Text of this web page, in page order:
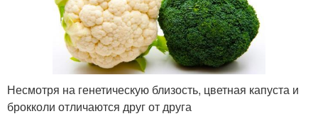
Несмотря на генетическую близость, цветная капуста и
брокколи отличаются друг от друга